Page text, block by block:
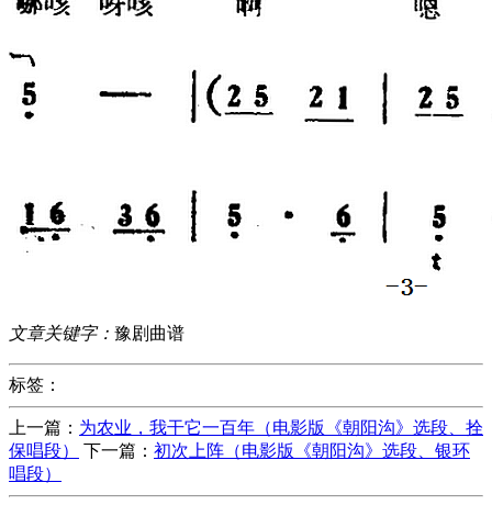
文章关键字： 豫剧曲谱
标签：
上一篇： 为农业，我干它一百年（电影版《朝阳沟》选段、拴
保唱段）
下一篇： 初次上阵（电影版《朝阳沟》选段、银环
唱段）